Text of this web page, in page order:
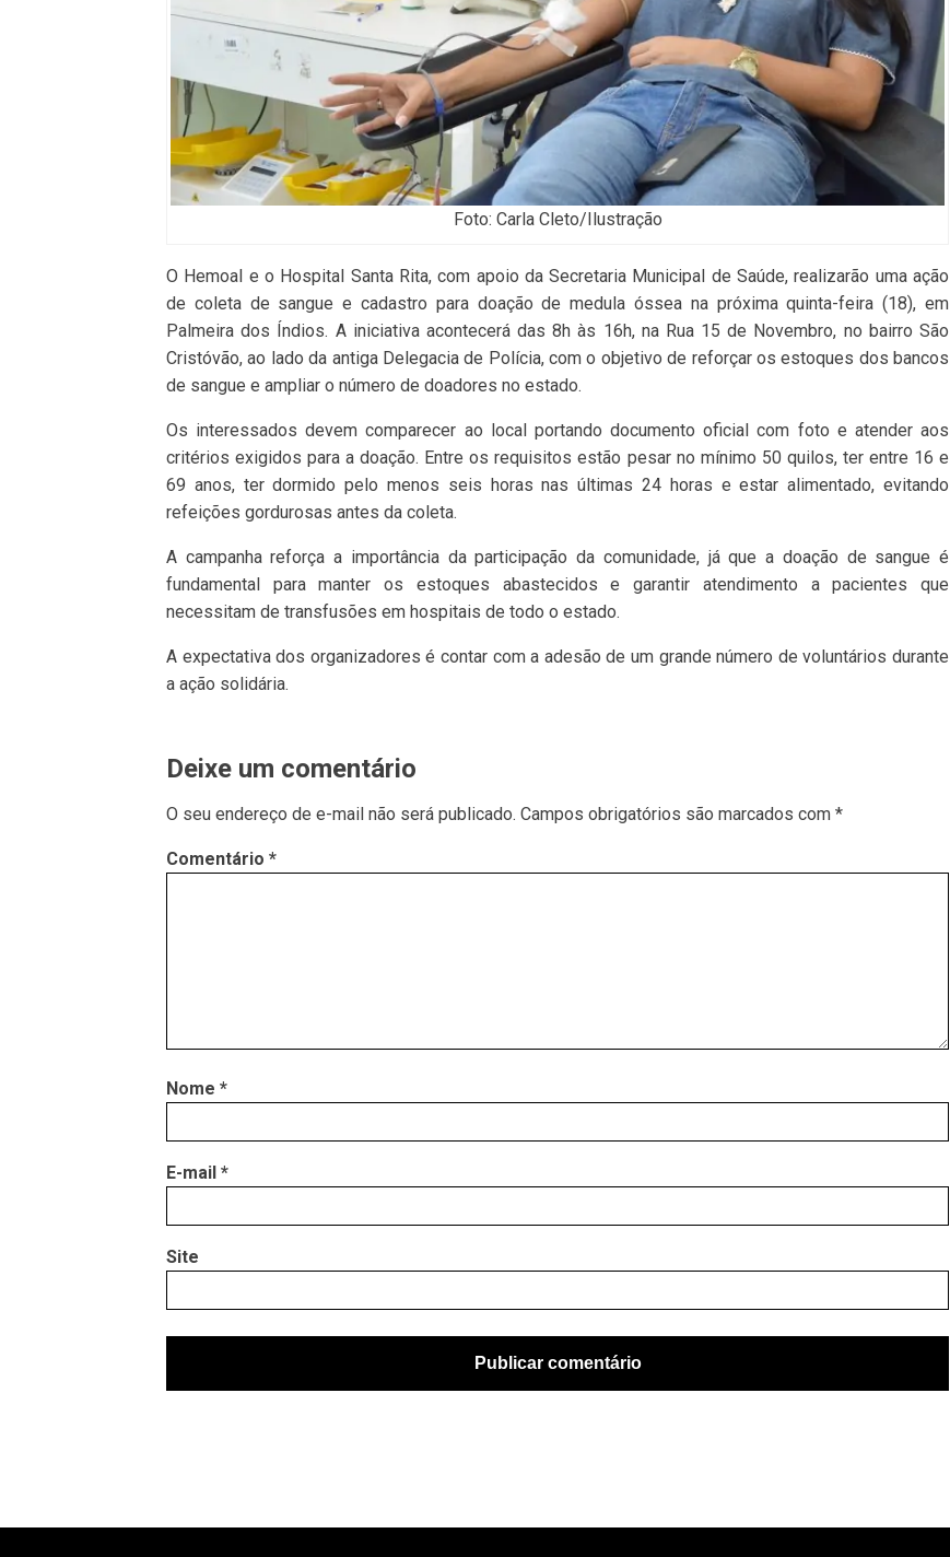
Foto: Carla Cleto/Ilustração
O Hemoal e o Hospital Santa Rita, com apoio da Secretaria Municipal de Saúde, realizarão uma ação
de coleta de sangue e cadastro para doação de medula óssea na próxima quinta-feira (18), em
Palmeira dos Índios. A iniciativa acontecerá das 8h às 16h, na Rua 15 de Novembro, no bairro São
Cristóvão, ao lado da antiga Delegacia de Polícia, com o objetivo de reforçar os estoques dos bancos
de sangue e ampliar o número de doadores no estado.
Os interessados devem comparecer ao local portando documento oficial com foto e atender aos
critérios exigidos para a doação. Entre os requisitos estão pesar no mínimo 50 quilos, ter entre 16 e
69 anos, ter dormido pelo menos seis horas nas últimas 24 horas e estar alimentado, evitando
refeições gordurosas antes da coleta.
A campanha reforça a importância da participação da comunidade, já que a doação de sangue é
fundamental para manter os estoques abastecidos e garantir atendimento a pacientes que
necessitam de transfusões em hospitais de todo o estado.
A expectativa dos organizadores é contar com a adesão de um grande número de voluntários durante
a ação solidária.
Deixe um comentário
O seu endereço de e-mail não será publicado. Campos obrigatórios são marcados com *
Comentário *
Nome *
E-mail *
Site